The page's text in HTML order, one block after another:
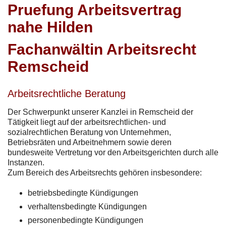
Pruefung Arbeitsvertrag
nahe Hilden
Fachanwältin Arbeitsrecht
Remscheid
Arbeitsrechtliche Beratung
Der Schwerpunkt unserer Kanzlei in Remscheid der
Tätigkeit liegt auf der arbeitsrechtlichen- und
sozialrechtlichen Beratung von Unternehmen,
Betriebsräten und Arbeitnehmern sowie deren
bundesweite Vertretung vor den Arbeitsgerichten durch alle
Instanzen.
Zum Bereich des Arbeitsrechts gehören insbesondere:
betriebsbedingte Kündigungen
verhaltensbedingte Kündigungen
personenbedingte Kündigungen